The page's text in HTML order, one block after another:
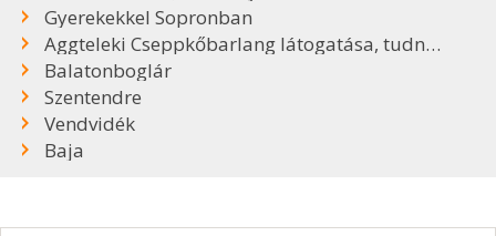
Gyerekekkel Sopronban
Aggteleki Cseppkőbarlang látogatása, tudnivalók
Balatonboglár
Szentendre
Vendvidék
Baja